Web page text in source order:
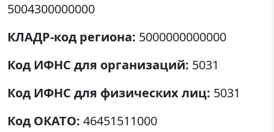
5004300000000
КЛАДР-код региона: 5000000000000
Код ИФНС для организаций: 5031
Код ИФНС для физических лиц: 5031
Код ОКАТО: 46451511000